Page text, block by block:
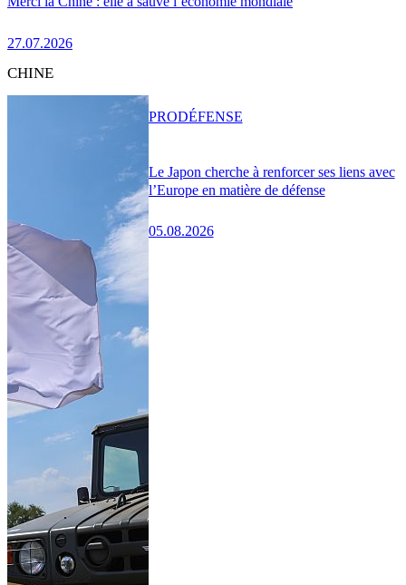
27.07.2026
CHINE
Le Japon cherche à renforcer ses liens avec
l’Europe en matière de défense
05.08.2026
PRODÉFENSE